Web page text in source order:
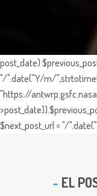
post_date)
"/".date("Y/m/
"https://
$next_post_url = "/
EL